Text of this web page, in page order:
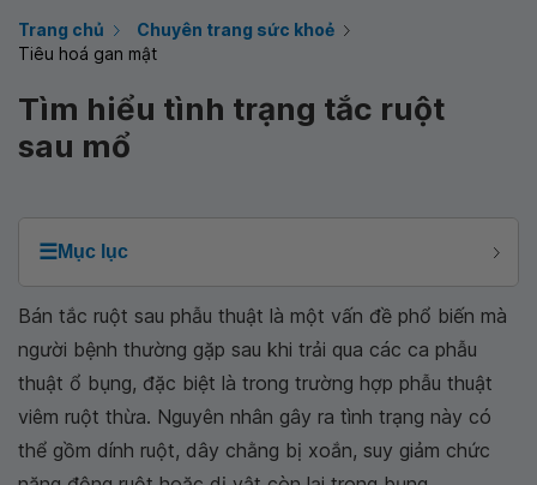
Trang chủ
Chuyên trang sức khoẻ
Tiêu hoá gan mật
Tìm hiểu tình trạng tắc ruột
sau mổ
☰Mục lục
Bán tắc ruột sau phẫu thuật là một vấn đề phổ biến mà
người bệnh thường gặp sau khi trải qua các ca phẫu
thuật ổ bụng, đặc biệt là trong trường hợp phẫu thuật
viêm ruột thừa. Nguyên nhân gây ra tình trạng này có
thể gồm dính ruột, dây chằng bị xoắn, suy giảm chức